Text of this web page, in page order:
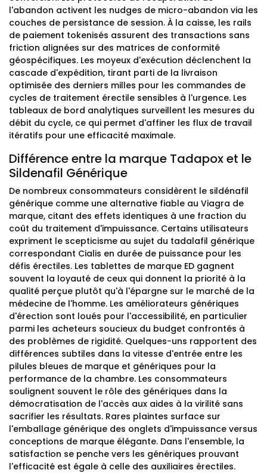
l'abandon activent les nudges de micro-abandon via les
couches de persistance de session. À la caisse, les rails
de paiement tokenisés assurent des transactions sans
friction alignées sur des matrices de conformité
géospécifiques. Les moyeux d'exécution déclenchent la
cascade d'expédition, tirant parti de la livraison
optimisée des derniers milles pour les commandes de
cycles de traitement érectile sensibles à l'urgence. Les
tableaux de bord analytiques surveillent les mesures du
débit du cycle, ce qui permet d'affiner les flux de travail
itératifs pour une efficacité maximale.
Différence entre la marque Tadapox et le
Sildenafil Générique
De nombreux consommateurs considèrent le sildénafil
générique comme une alternative fiable au Viagra de
marque, citant des effets identiques à une fraction du
coût du traitement d'impuissance. Certains utilisateurs
expriment le scepticisme au sujet du tadalafil générique
correspondant Cialis en durée de puissance pour les
défis érectiles. Les tablettes de marque ED gagnent
souvent la loyauté de ceux qui donnent la priorité à la
qualité perçue plutôt qu'à l'épargne sur le marché de la
médecine de l'homme. Les améliorateurs génériques
d'érection sont loués pour l'accessibilité, en particulier
parmi les acheteurs soucieux du budget confrontés à
des problèmes de rigidité. Quelques-uns rapportent des
différences subtiles dans la vitesse d'entrée entre les
pilules bleues de marque et génériques pour la
performance de la chambre. Les consommateurs
soulignent souvent le rôle des génériques dans la
démocratisation de l'accès aux aides à la virilité sans
sacrifier les résultats. Rares plaintes surface sur
l'emballage générique des onglets d'impuissance versus
conceptions de marque élégante. Dans l'ensemble, la
satisfaction se penche vers les génériques prouvant
l'efficacité est égale à celle des auxiliaires érectiles.